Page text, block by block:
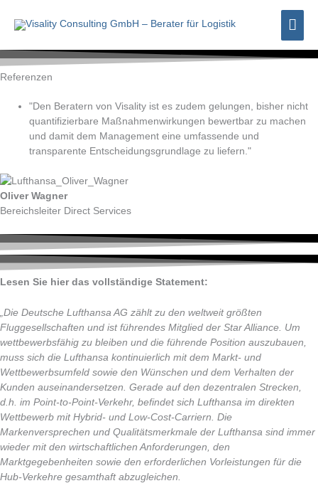
Inhalt
Referenzen
"Den Beratern von Visality ist es zudem gelungen, bisher nicht
quantifizierbare Maßnahmenwirkungen bewertbar zu machen
und damit dem Management eine umfassende und
transparente Entscheidungsgrundlage zu liefern."
Oliver Wagner
Bereichsleiter Direct Services
Lesen Sie hier das vollständige Statement:
„Die Deutsche Lufthansa AG zählt zu den weltweit größten
Fluggesellschaften und ist führendes Mitglied der Star Alliance. Um
wettbewerbsfähig zu bleiben und die führende Position auszubauen,
muss sich die Lufthansa kontinuierlich mit dem Markt- und
Wettbewerbsumfeld sowie den Wünschen und dem Verhalten der
Kunden auseinandersetzen. Gerade auf den dezentralen Strecken,
d.h. im Point-to-Point-Verkehr, befindet sich Lufthansa im direkten
Wettbewerb mit Hybrid- und Low-Cost-Carriern. Die
Markenversprechen und Qualitätsmerkmale der Lufthansa sind immer
wieder mit den wirtschaftlichen Anforderungen, den
Marktgegebenheiten sowie den erforderlichen Vorleistungen für die
Hub-Verkehre gesamthaft abzugleichen.